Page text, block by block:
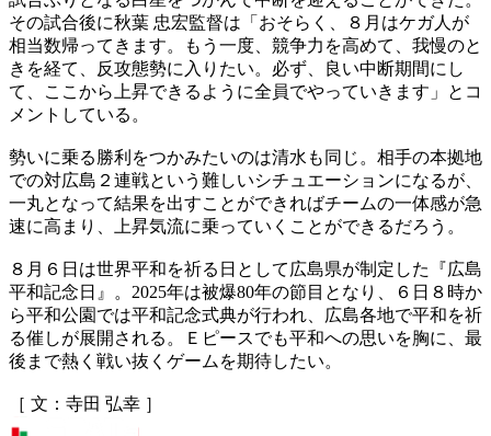
その試合後に秋葉 忠宏監督は「おそらく、８月はケガ人が
相当数帰ってきます。もう一度、競争力を高めて、我慢のと
きを経て、反攻態勢に入りたい。必ず、良い中断期間にし
て、ここから上昇できるように全員でやっていきます」とコ
メントしている。
勢いに乗る勝利をつかみたいのは清水も同じ。相手の本拠地
での対広島２連戦という難しいシチュエーションになるが、
一丸となって結果を出すことができればチームの一体感が急
速に高まり、上昇気流に乗っていくことができるだろう。
８月６日は世界平和を祈る日として広島県が制定した『広島
平和記念日』。2025年は被爆80年の節目となり、６日８時か
ら平和公園では平和記念式典が行われ、広島各地で平和を祈
る催しが展開される。Ｅピースでも平和への思いを胸に、最
後まで熱く戦い抜くゲームを期待したい。
［ 文：寺田 弘幸 ］